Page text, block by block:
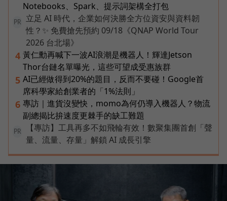
Notebooks、Spark、提示詞架構全打包
PR
立足 AI 時代，企業如何決勝全方位資安與資料韌
性？✨ 免費搶先預約 09/18《QNAP World Tour
2026 台北場》
4 黃仁勳再喊下一波AI浪潮是機器人！輝達Jetson
Thor台鏈名單曝光，這些可望成受惠族群
5 AI已經做得到20%的題目，反而不要碰！Google首
席科學家給創業者的「1%法則」
6 專訪｜進貨沒變快，momo為何仍導入機器人？物流
副總揭比拚速度更棘手的缺工難題
PR
【專訪】工具再多不如飛輪有效！數聚集團首創「聲
量、流量、存量」解鎖 AI 成長引擎